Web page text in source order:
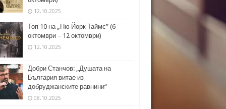
12.10.2025
Топ 10 на „Ню Йорк Таймс” (6
октомври – 12 октомври)
12.10.2025
Добри Станчов: „Душата на
България витае из
добруджанските равнини“
08.10.2025